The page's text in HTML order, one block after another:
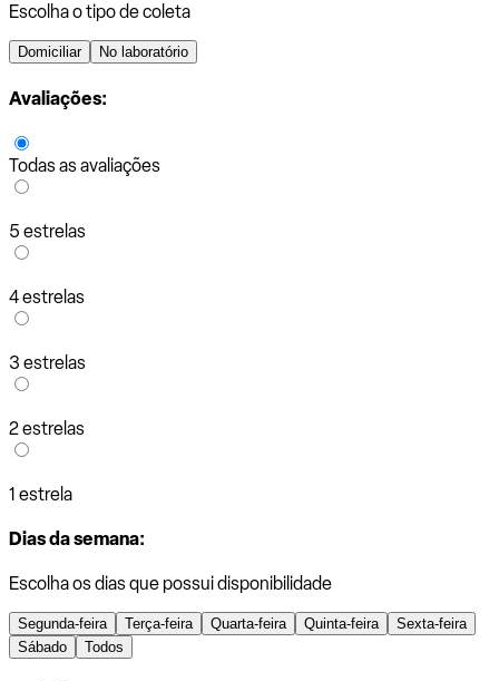
Escolha o tipo de coleta
Domiciliar No laboratório
Avaliações:
Todas as avaliações
5 estrelas
4 estrelas
3 estrelas
2 estrelas
1 estrela
Dias da semana:
Escolha os dias que possui disponibilidade
Segunda-feira Terça-feira Quarta-feira Quinta-feira
Sexta-feira
Sábado
Todos